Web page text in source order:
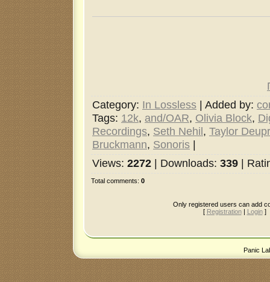
Category: In Lossless | Added by:
Tags: 12k, and/OAR, Olivia Block,
Recordings, Seth Nehil, Taylor
Bruckmann, Sonoris |
Views: 2272 | Downloads: 339 |
Total comments: 0
Only registered users can add
[ Registration| Login]
Panic